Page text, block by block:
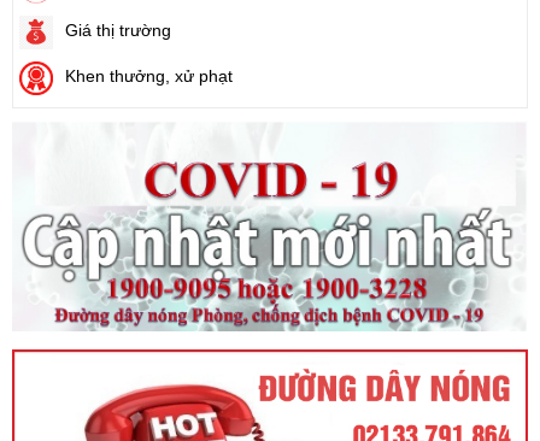
Ngày ban hành: (21/08/2024)
Giá thị trường
Khen thưởng, xử phạt